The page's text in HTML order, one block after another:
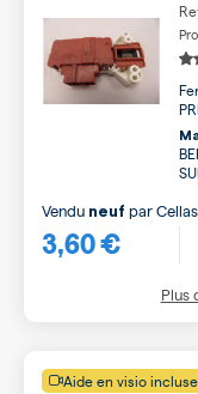
3,60 €
Vendu neuf par
Plus
Aide en visio incluse